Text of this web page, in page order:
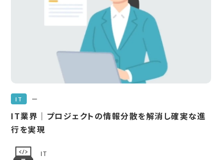
IT ー
IT業界｜プロジェクトの情報分散を解消し確実な進
行を実現
IT